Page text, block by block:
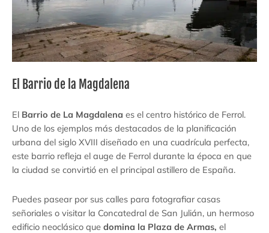
El Barrio de la Magdalena
El Barrio de La Magdalena es el centro histórico de Ferrol.
Uno de los ejemplos más destacados de la planificación
urbana del siglo XVIII diseñado en una cuadrícula perfecta,
este barrio refleja el auge de Ferrol durante la época en que
la ciudad se convirtió en el principal astillero de España.
Puedes pasear por sus calles para fotografiar casas
señoriales o visitar la Concatedral de San Julián, un hermoso
edificio neoclásico que domina la Plaza de Armas, el